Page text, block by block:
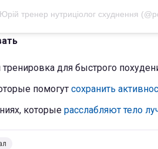
тренировка для быстрого
помогут сохранить
которые расслабляют тело